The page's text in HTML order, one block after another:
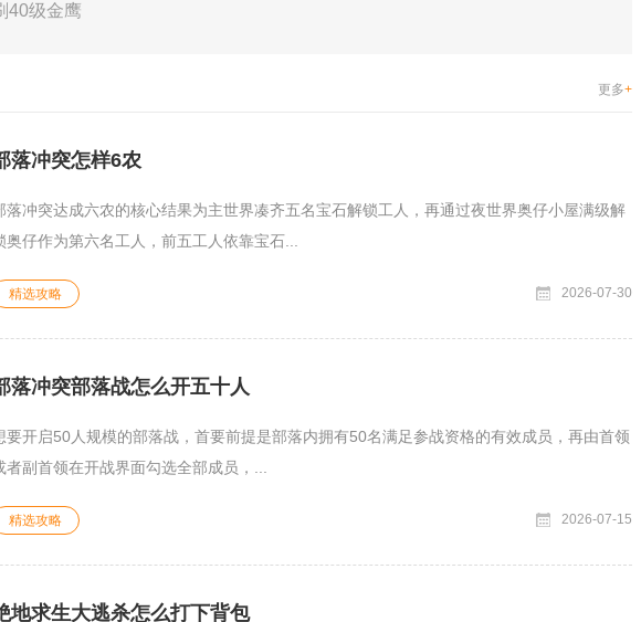
40级金鹰
更多+
落冲突怎样6农
落冲突达成六农的核心结果为主世界凑齐五名宝石解锁工人，再通过夜世界奥仔小屋满级解
奥仔作为第六名工人，前五工人依靠宝石...
精选攻略 2026-07-30
落冲突部落战怎么开五十人
要开启50人规模的部落战，首要前提是部落内拥有50名满足参战资格的有效成员，再由首领
者副首领在开战界面勾选全部成员，...
精选攻略 2026-07-15
地求生大逃杀怎么打下背包